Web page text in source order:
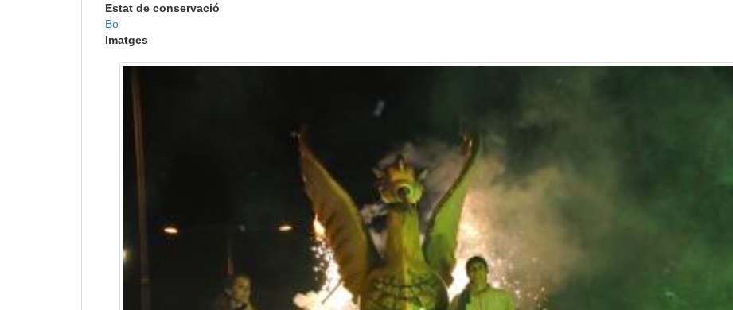
Estat de conservació
Bo
Imatges